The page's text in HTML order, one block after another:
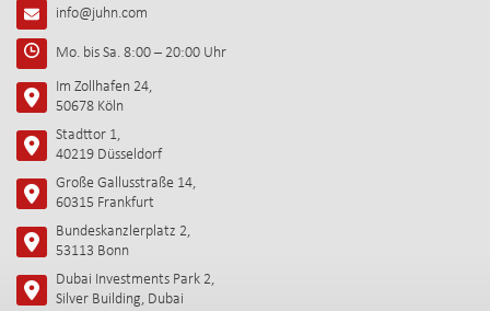
info@juhn.com
Mo. bis Sa. 8:00 – 20:00 Uhr
Im Zollhafen 24,
50678 Köln
Stadttor 1,
40219 Düsseldorf
Große Gallusstraße 14,
60315 Frankfurt
Bundeskanzlerplatz 2,
53113 Bonn
Dubai Investments Park 2,
Silver Building, Dubai